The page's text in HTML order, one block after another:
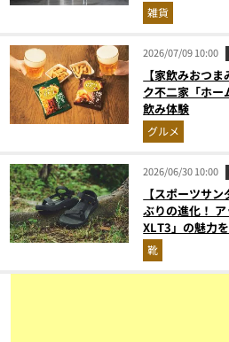
雑貨
2026/07/09 10:00
【家飲みおつ
ク不二家「ホー
飲み体験
グルメ
2026/06/30 10:00
【スポーツサ
ぶりの進化！
XLT3」の魅力
解説！
靴